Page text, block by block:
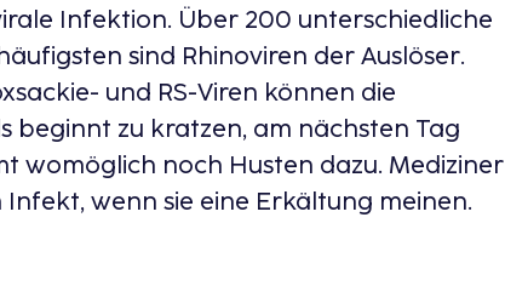
Infektion. Über 200 unterschiedliche
sind Rhinoviren der Auslöser.
und RS-Viren können die
beginnt zu kratzen, am nächsten Tag
womöglich noch Husten dazu. Mediziner
wenn sie eine Erkältung meinen.